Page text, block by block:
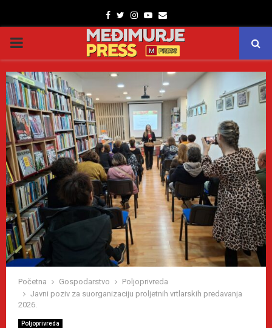
Facebook
TwitterInstagram
Youtube
Email
PRIMARY
MENU
Početna Gospodarstvo
Poljoprivreda
Javni poziv za suorganizaciju proljetnih vrtlarskih predavanja
2026.
Poljoprivreda